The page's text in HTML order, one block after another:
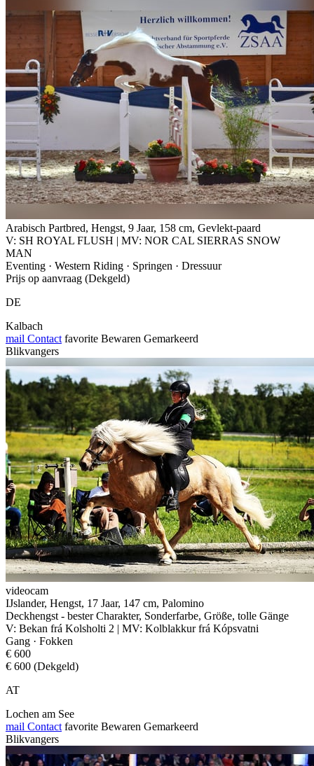
Arabisch Partbred, Hengst, 9 Jaar, 158 cm, Gevlekt-paard
V: SH ROYAL FLUSH | MV: NOR CAL SIERRAS SNOW
MAN
Eventing · Western Riding · Springen · Dressuur
Prijs op aanvraag (Dekgeld)
DE
Kalbach
mail Contact favorite Bewaren Gemarkeerd
Blikvangers
videocam
IJslander, Hengst, 17 Jaar, 147 cm, Palomino
Deckhengst - bester Charakter, Sonderfarbe, Größe, tolle Gänge
V: Bekan frá Kolsholti 2 | MV: Kolblakkur frá Kópsvatni
Gang · Fokken
€ 600
€ 600 (Dekgeld)
AT
Lochen am See
mail Contact favorite Bewaren Gemarkeerd
Blikvangers